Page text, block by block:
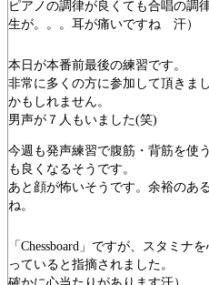
ピアノの調律が良くても合唱の調
生が。。。耳が痛いですね 汗）
本日が本番前最後の練習です。
非常に多くの方に参加して頂きま
かもしれません。
男声が７人もいました(笑)
今週も発声練習で腹筋・背筋を使
も良くなるそうです。
あと顔が怖いそうです。余裕のあ
ね。
「Chessboard」ですが、スタミナ
っていると指摘されました。